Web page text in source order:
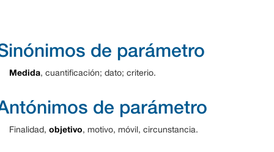
de parámetro
Medida, cuantificación; dato; criterio.
de parámetro
Finalidad, objetivo, motivo, móvil, circunstancia.